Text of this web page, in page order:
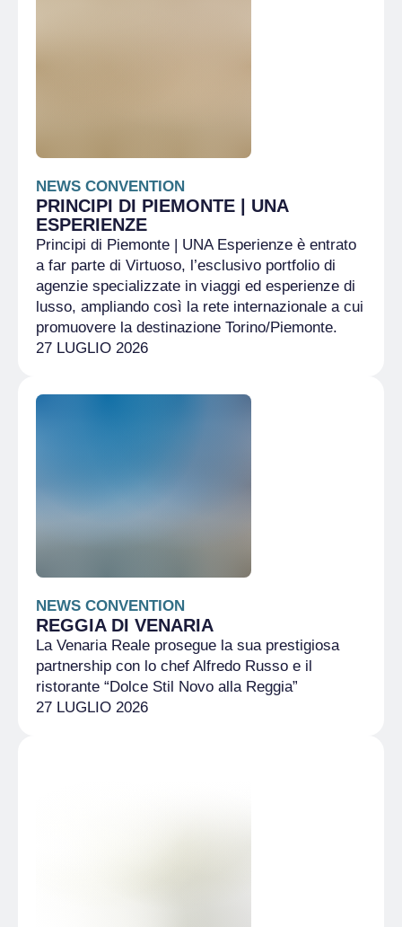
NEWS CONVENTION
PRINCIPI DI PIEMONTE | UNA
ESPERIENZE
Principi di Piemonte | UNA Esperienze è entrato
a far parte di Virtuoso, l’esclusivo portfolio di
agenzie specializzate in viaggi ed esperienze di
lusso, ampliando così la rete internazionale a cui
promuovere la destinazione Torino/Piemonte.
27 LUGLIO 2026
NEWS CONVENTION
REGGIA DI VENARIA
La Venaria Reale prosegue la sua prestigiosa
partnership con lo chef Alfredo Russo e il
ristorante “Dolce Stil Novo alla Reggia”
27 LUGLIO 2026